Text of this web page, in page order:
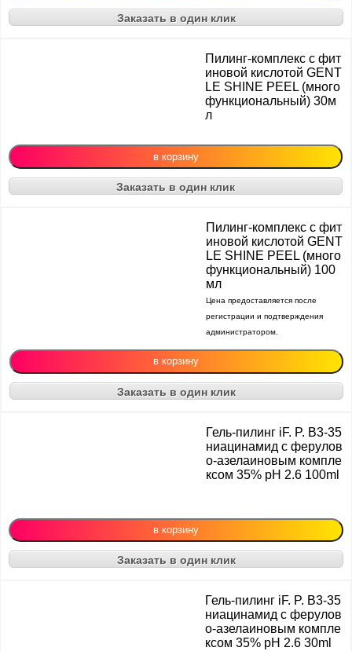
Заказать в один клик
Пилинг-комплекс с фит
иновой кислотой GENT
LE SHINE PEEL (много
функциональный) 30м
л
Заказать в один клик
Пилинг-комплекс с фит
иновой кислотой GENT
LE SHINE PEEL (много
функциональный) 100
мл
Цена предоставляется после
регистрации и подтверждения
администратором.
Заказать в один клик
Гель-пилинг iF. P. B3-35
ниацинамид с ферулов
о-азелаиновым компле
ксом 35% рН 2.6 100ml
Заказать в один клик
Гель-пилинг iF. P. B3-35
ниацинамид с ферулов
о-азелаиновым компле
ксом 35% рН 2.6 30ml